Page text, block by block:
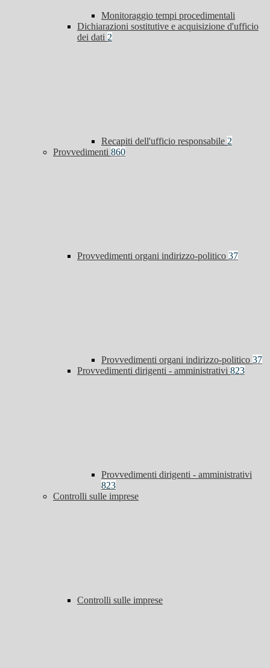
Monitoraggio tempi procedimentali
Dichiarazioni sostitutive e acquisizione d'ufficio
dei dati 2
Recapiti dell'ufficio responsabile 2
Provvedimenti 860
Provvedimenti organi indirizzo-politico 37
Provvedimenti organi indirizzo-politico 37
Provvedimenti dirigenti - amministrativi 823
Provvedimenti dirigenti - amministrativi
823
Controlli sulle imprese
Controlli sulle imprese